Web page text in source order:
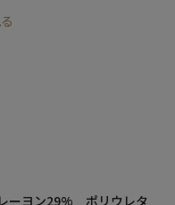
スに仕上がりました！
素材の表情を転写プリン
ラスした１手間かけたス
縮性に優れオンでもオフ
セットアップでの着用も
ーヨン29% ポリウレタ